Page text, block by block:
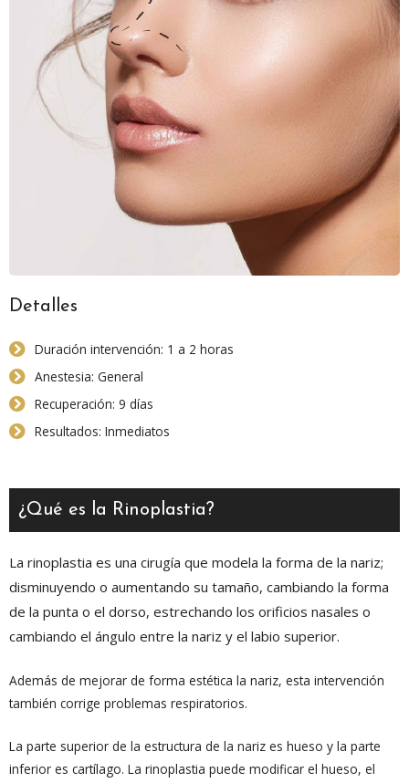
Detalles
Duración intervención: 1 a 2 horas
Anestesia: General
Recuperación: 9 días
Resultados: Inmediatos
¿Qué es la Rinoplastia?
La rinoplastia es una cirugía que modela la forma de la nariz;
disminuyendo o aumentando su tamaño, cambiando la forma
de la punta o el dorso, estrechando los orificios nasales o
cambiando el ángulo entre la nariz y el labio superior.
Además de mejorar de forma estética la nariz, esta intervención
también corrige problemas respiratorios.
La parte superior de la estructura de la nariz es hueso y la parte
inferior es cartílago. La rinoplastia puede modificar el hueso, el